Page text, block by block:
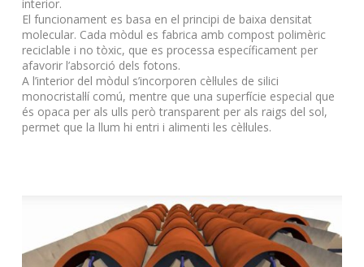
interior.
El funcionament es basa en el principi de baixa densitat
molecular. Cada mòdul es fabrica amb compost polimèric
reciclable i no tòxic, que es processa específicament per
afavorir l’absorció dels fotons.
A l’interior del mòdul s’incorporen cèl·lules de silici
monocristal·lí comú, mentre que una superfície especial que
és opaca per als ulls però transparent per als raigs del sol,
permet que la llum hi entri i alimenti les cèl·lules.